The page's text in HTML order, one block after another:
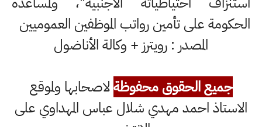
الحكومة على تأمين رواتب الموظفين العموميين
المصدر : رويترز + وكالة الأناضول
جميع الحقوق محفوظةلاصحابها ولموقع
الاستاذ احمد مهدي شلال عباس المهداوي على